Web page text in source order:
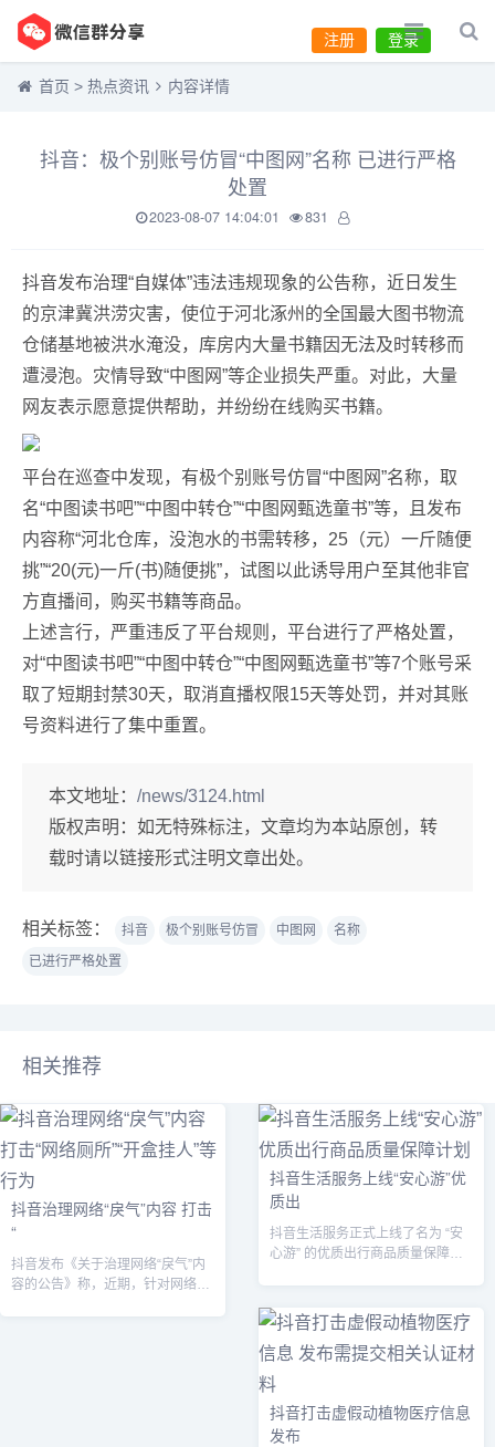
登录
注册
首页 > 热点资讯 内容详情
抖音：极个别账号仿冒“中图网”名称 已进行严格
处置
2023-08-07 14:04:01 831
抖音发布治理“自媒体”违法违规现象的公告称，近日发生
的京津冀洪涝灾害，使位于河北涿州的全国最大图书物流
仓储基地被洪水淹没，库房内大量书籍因无法及时转移而
遭浸泡。灾情导致“中图网”等企业损失严重。对此，大量
网友表示愿意提供帮助，并纷纷在线购买书籍。
平台在巡查中发现，有极个别账号仿冒“中图网”名称，取
名“中图读书吧”“中图中转仓”“中图网甄选童书”等，且发布
内容称“河北仓库，没泡水的书需转移，25（元）一斤随便
挑”“20(元)一斤(书)随便挑”，试图以此诱导用户至其他非官
方直播间，购买书籍等商品。
上述言行，严重违反了平台规则，平台进行了严格处置，
对“中图读书吧”“中图中转仓”“中图网甄选童书”等7个账号采
取了短期封禁30天，取消直播权限15天等处罚，并对其账
号资料进行了集中重置。
本文地址： /news/3124.html
版权声明： 如无特殊标注，文章均为本站原创，转
载时请以链接形式注明文章出处。
相关标签： 抖音 极个别账号仿冒 中图网
名称
已进行严格处置
相关推荐
抖音治理网络“戾气”内容 打击
“
抖音发布《关于治理网络“戾气”内
容的公告》称，近期，针对网络存
抖音生活服务上线“安心游”优
质出
抖音生活服务正式上线了名为 “安
心游” 的优质出行商品质量保障计
抖音打击虚假动植物医疗信息
发布